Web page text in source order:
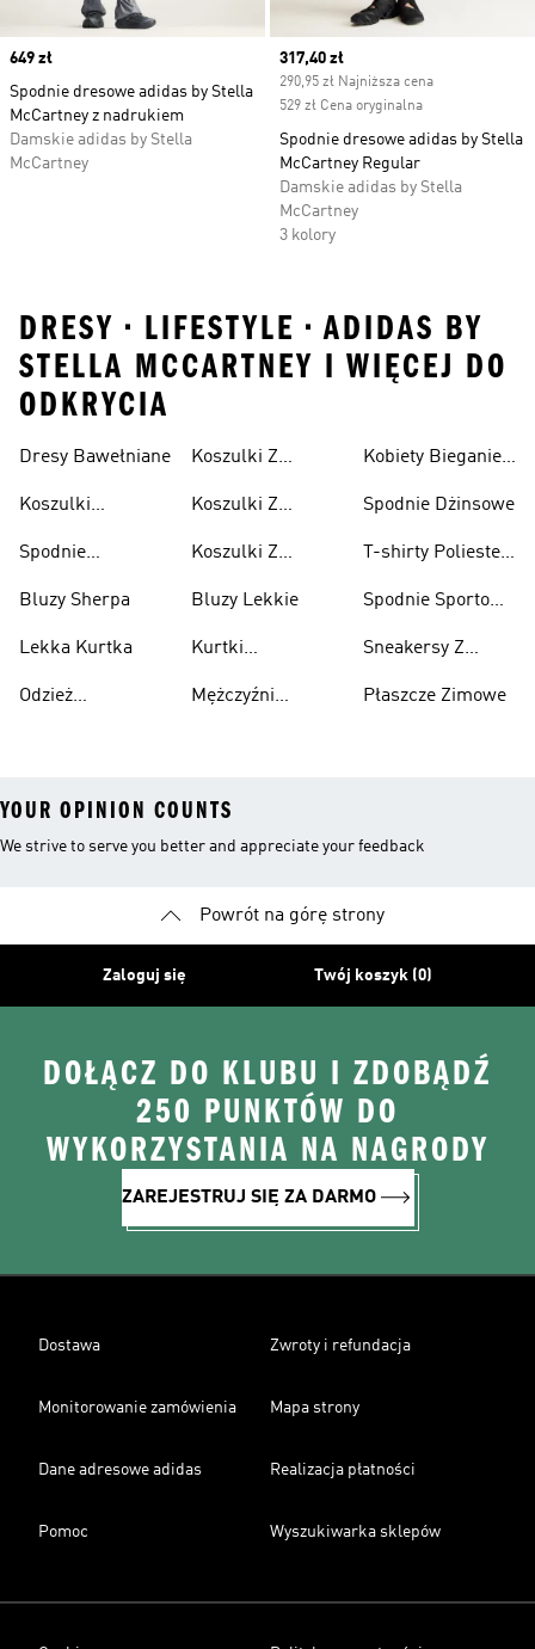
Price
649 zł
Spodnie dresowe adidas by Stella
McCartney z nadrukiem
Damskie adidas by Stella
McCartney
Current price
317,40 zł
290,95 zł Najniższa cena
529 zł Cena oryginalna
Spodnie dresowe adidas by Stella
McCartney Regular
Damskie adidas by Stella
McCartney
3 kolory
DRESY • LIFESTYLE • ADIDAS BY
STELLA MCCARTNEY I WIĘCEJ DO
ODKRYCIA
Dresy Bawełniane
Koszulki
Spodnie
Bluzy Sherpa
Lekka Kurtka
Odzież
Koszulki Z
Męskie
Koszulki Z
Damska
Koszulki Z
Bluzy Lekkie
Kurtki
Mężczyźni
Lifestyle
Kobiety Bieganie I
Spodnie Dżinsowe
T-shirty Poliester
Spodnie Sportowe
Recyklingu
Sneakersy Z
Cholewką
Płaszcze Zimowe
YOUR OPINION COUNTS
We strive to serve you better and appreciate your feedback
Powrót na górę strony
Zaloguj się Twój koszyk (0)
DOŁĄCZ DO KLUBU I ZDOBĄDŹ
250 PUNKTÓW DO
WYKORZYSTANIA NA NAGRODY
ZAREJESTRUJ SIĘ ZA DARMO
Dostawa Zwroty i refundacja
Monitorowanie zamówienia Mapa strony
Dane adresowe adidas Realizacja płatności
Pomoc Wyszukiwarka sklepów